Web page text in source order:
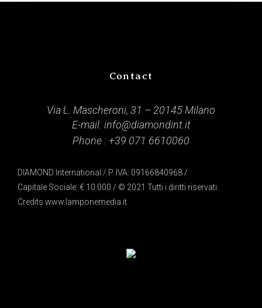
Contact
Via L. Mascheroni, 31 – 20145 Milano
E-mail: info@diamondint.it
Phone : +39 071 6610060
DIAMOND International / P. IVA: 09166840968 /
Capitale Sociale: € 10.000 / © 2021 Tutti i diritti riservati.
Credits www.lamponemedia.it